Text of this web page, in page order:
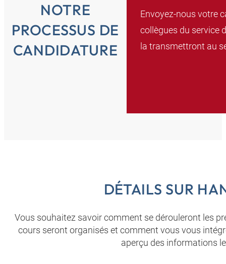
NOTRE
PROCESSUS DE
CANDIDATURE
Envoyez-nous votre
collègues du service
la transmettront au
DÉTAILS SUR
Vous souhaitez savoir comment se dérouleront les
cours seront organisés et comment vous vous
aperçu des informations